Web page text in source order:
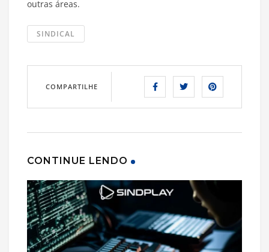
outras áreas.
SINDICAL
COMPARTILHE
CONTINUE LENDO